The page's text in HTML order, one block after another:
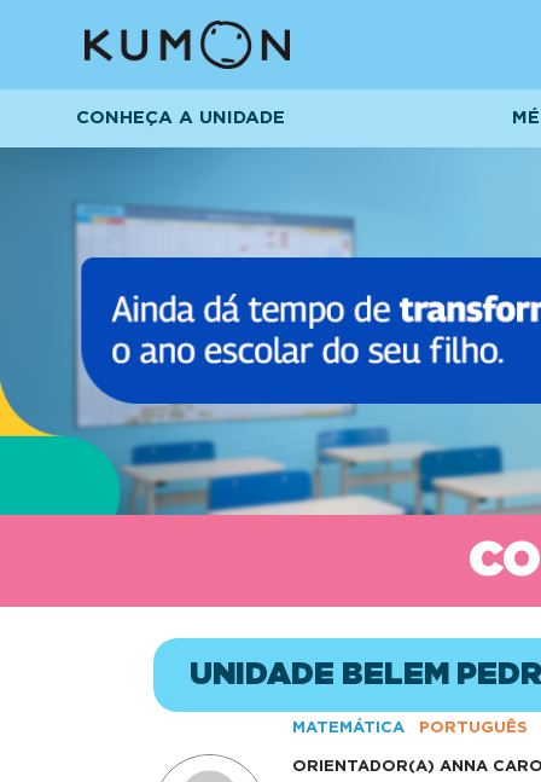
CONHEÇA A UNIDADE
UNIDADE BELEM
MATEMÁTICA PORTUGUÊS
ORIENTADOR(A) ANNA